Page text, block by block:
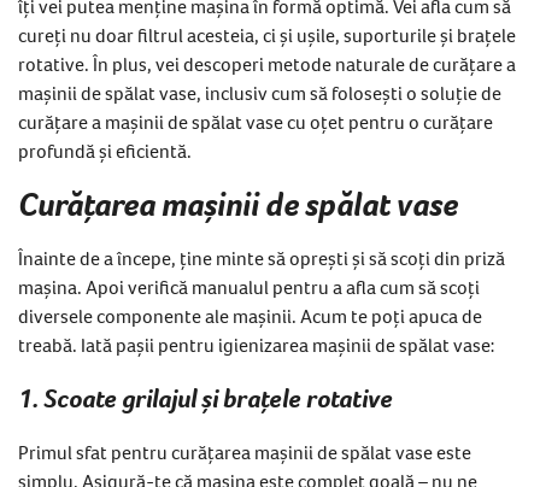
îți vei putea menține mașina în formă optimă. Vei afla cum să
cureți nu doar filtrul acesteia, ci și ușile, suporturile și brațele
rotative. În plus, vei descoperi metode naturale de curățare a
mașinii de spălat vase, inclusiv cum să folosești o soluție de
curățare a mașinii de spălat vase cu oțet pentru o curățare
profundă și eficientă.
Curățarea mașinii de spălat vase
Înainte de a începe, ține minte să oprești și să scoți din priză
mașina. Apoi verifică manualul pentru a afla cum să scoți
diversele componente ale mașinii. Acum te poți apuca de
treabă. Iată pașii pentru igienizarea mașinii de spălat vase:
1. Scoate grilajul și brațele rotative
Primul sfat pentru curățarea mașinii de spălat vase este
simplu. Asigură-te că mașina este complet goală – nu ne